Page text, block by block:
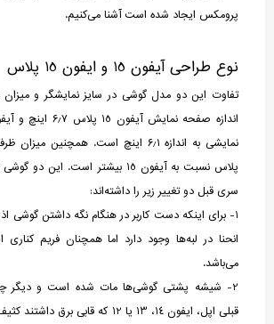
پرومکس ایجاد شده است آشنا می‌کنیم.
نوع طراحی آیفون 15 و ایفون 15 پلاس
تفاوت این دو مدل گوشی در سایز نمایشگر و
پلاس نسبت به آیفون 15 بیشتر است.
سری قبل دو تغییر زیر را داشته‌اند:
1- برای اینکه دست کاربر در هنگام نگه داشتن گوشی
انحنا در لبه‌ها وجود دارد اما همچنان فریم
می‌باشد.
2- شیشه پشتی گوشی‌ها مات شده است و دیگر
قبلی اپل، ایفون 14، 13 یا 12 که قابی